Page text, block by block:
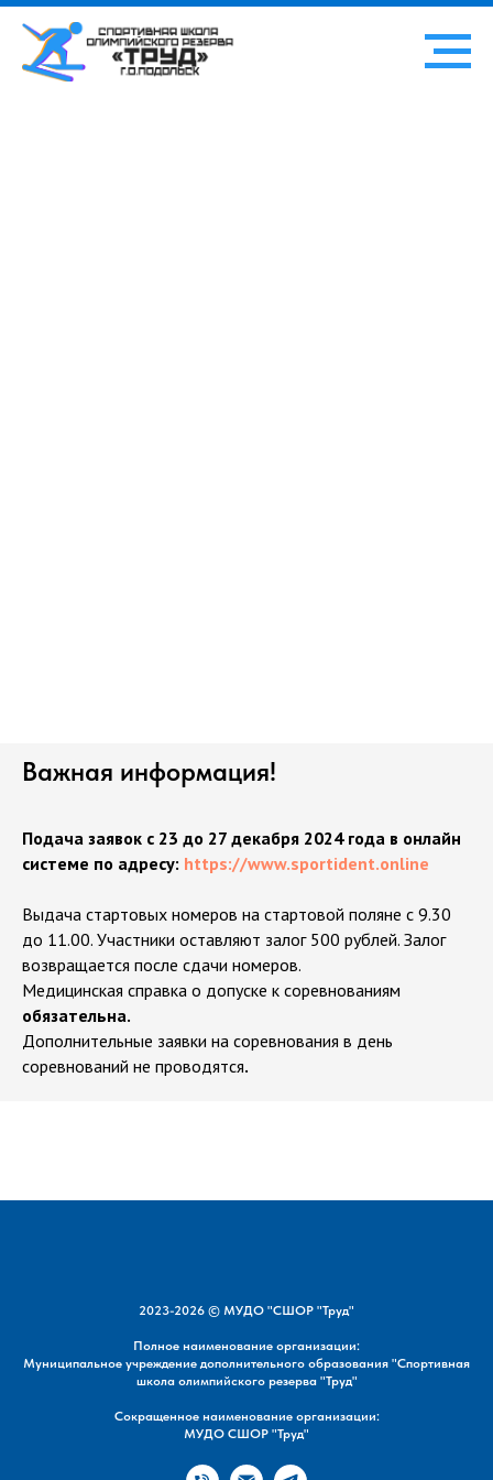
ВЕРСИЯ ДЛЯ СЛАБОВИДЯЩИХ
Важная информация!
Подача заявок c 23 до 27 декабря 2024 года в онлайн
системе по адресу: https://www.sportident.online
Выдача стартовых номеров на стартовой поляне с 9.30
до 11.00. Участники оставляют залог 500 рублей. Залог
возвращается после сдачи номеров.
Медицинская справка о допуске к соревнованиям
обязательна.
Дополнительные заявки на соревнования в день
соревнований не проводятся.
2023-2026 © МУДО "СШОР "Труд"
Полное наименование организации:
Муниципальное учреждение дополнительного образования "Спортивная
школа олимпийского резерва "Труд"
Сокращенное наименование организации:
МУДО СШОР "Труд"